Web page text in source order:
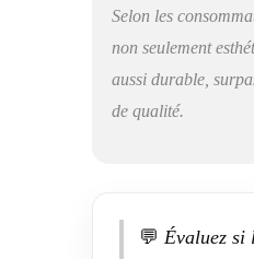
Selon les
non seulement
aussi durable,
de qualité.
💬 Évaluez si